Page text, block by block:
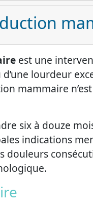
est une
lourdeur
mammaire
six à douze
indications